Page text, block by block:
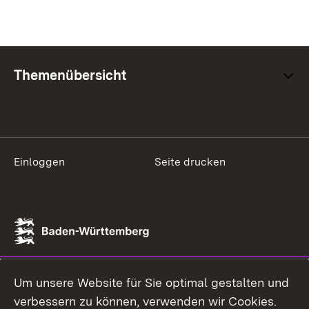
Themenübersicht
Einloggen Seite drucken
Um unsere Website für Sie optimal gestalten und
verbessern zu können, verwenden wir Cookies.